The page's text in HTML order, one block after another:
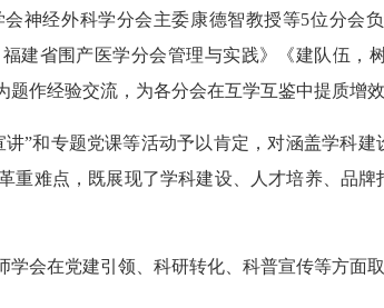
神经外科学分会主委康德智教授等5位分会
福建省围产医学分会管理与实践》《建队伍
作经验交流，为各分会在互学互鉴中提质增
和专题党课等活动予以肯定，对涵盖学科建
重难点，既展现了学科建设、人才培养、品
在党建引领、科研转化、科普宣传等方面取